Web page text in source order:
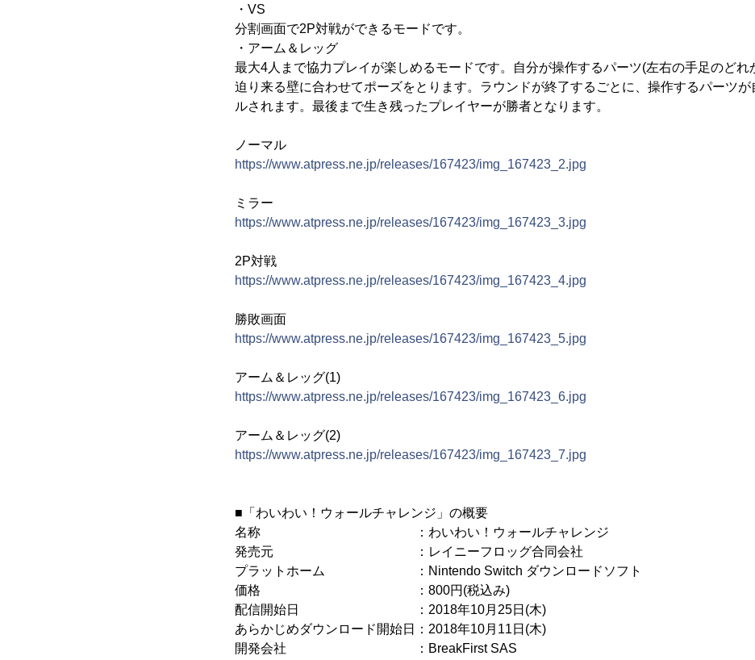
・VS
分割画面で2P対戦ができるモードです。
・アーム＆レッグ
最大4人まで協力プレイが楽しめるモードです。自分が操作するパーツ(左右の手足のどれ
迫り来る壁に合わせてポーズをとります。ラウンドが終了するごとに、操作するパーツが
ルされます。最後まで生き残ったプレイヤーが勝者となります。
ノーマル
https://www.atpress.ne.jp/releases/167423/img_167423_2.jpg
ミラー
https://www.atpress.ne.jp/releases/167423/img_167423_3.jpg
2P対戦
https://www.atpress.ne.jp/releases/167423/img_167423_4.jpg
勝敗画面
https://www.atpress.ne.jp/releases/167423/img_167423_5.jpg
アーム＆レッグ(1)
https://www.atpress.ne.jp/releases/167423/img_167423_6.jpg
アーム＆レッグ(2)
https://www.atpress.ne.jp/releases/167423/img_167423_7.jpg
■「わいわい！ウォールチャレンジ」の概要
名称 ：わいわい！ウォールチャレンジ
発売元 ：レイニーフロッグ合同会社
プラットホーム ：Nintendo Switch ダウンロードソフト
価格 ：800円(税込み)
配信開始日 ：2018年10月25日(木)
あらかじめダウンロード開始日：2018年10月11日(木)
開発会社 ：BreakFirst SAS